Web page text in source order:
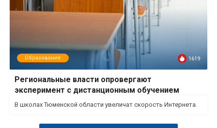
Образование 1619
Региональные власти опровергают
эксперимент с дистанционным обучением
В школах Тюменской области увеличат скорость Интернета.